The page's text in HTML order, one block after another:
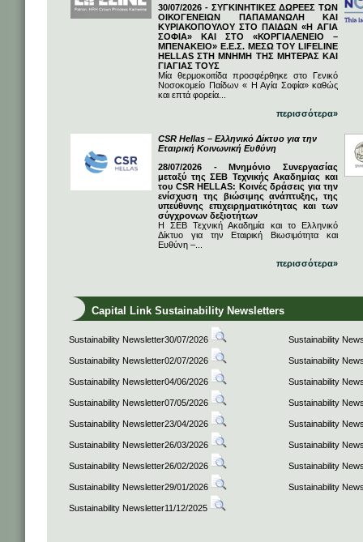
30/07/2026 - ΣΥΓΚΙΝΗΤΙΚΕΣ ΔΩΡΕΕΣ ΤΩΝ
ΟΙΚΟΓΕΝΕΙΩΝ ΠΑΠΑΜΑΝΩΛΗ ΚΑΙ
ΚΥΡΙΑΚΟΠΟΥΛΟΥ ΣΤΟ ΠΑΙΔΩΝ «Η ΑΓΙΑ
ΣΟΦΙΑ» ΚΑΙ ΣΤΟ «ΚΟΡΓΙΑΛΕΝΕΙΟ –
ΜΠΕΝΑΚΕΙΟ» Ε.Ε.Σ. ΜΕΣΩ ΤΟΥ LIFELINE
HELLAS ΣΤΗ ΜΝΗΜΗ ΤΗΣ ΜΗΤΕΡΑΣ ΚΑΙ
ΓΙΑΓΙΑΣ ΤΟΥΣ
Μία θερμοκοιτίδα προσφέρθηκε στο Γενικό
Νοσοκομείο Παίδων « Η Αγία Σοφία» καθώς
και επτά φορεία...
περισσότερα»
CSR Hellas – Ελληνικό Δίκτυο για την
Εταιρική Κοινωνική Ευθύνη
28/07/2026 - Μνημόνιο Συνεργασίας
μεταξύ της ΣΕΒ Τεχνικής Ακαδημίας και
του CSR HELLAS: Κοινές δράσεις για την
ενίσχυση της βιώσιμης ανάπτυξης, της
υπεύθυνης επιχειρηματικότητας και των
σύγχρονων δεξιοτήτων
Η ΣΕΒ Τεχνική Ακαδημία και το Ελληνικό
Δίκτυο για την Εταιρική Βιωσιμότητα και
Ευθύνη –...
περισσότερα»
Capital Link Sustainability Newsletters
Sustainability Newsletter30/07/2026 Sustainability
Sustainability Newsletter02/07/2026 Sustainability
Sustainability Newsletter04/06/2026 Sustainability
Sustainability Newsletter07/05/2026 Sustainability
Sustainability Newsletter23/04/2026 Sustainability
Sustainability Newsletter26/03/2026 Sustainability
Sustainability Newsletter26/02/2026 Sustainability
Sustainability Newsletter29/01/2026 Sustainability
Sustainability Newsletter11/12/2025